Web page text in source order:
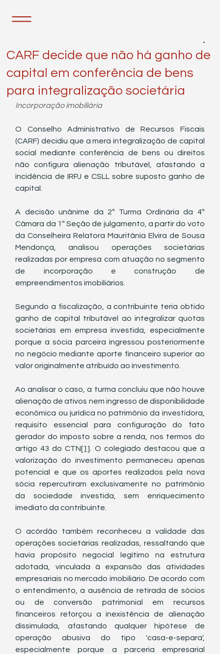
CARF decide que não há ganho de
capital em conferência de bens
para integralização societária
Incorporação imobiliária
O Conselho Administrativo de Recursos Fiscais
(CARF) decidiu que a mera integralização de capital
social mediante conferência de bens ou direitos
não configura alienação tributável, afastando a
incidência de IRPJ e CSLL sobre suposto ganho de
capital.
A decisão unânime da 2ª Turma Ordinária da 4ª
Câmara da 1ª Seção de julgamento, a partir do voto
da Conselheira Relatora Mauritânia Elvira de Sousa
Mendonça, analisou operações societárias
realizadas por empresa com atuação no segmento
de incorporação e construção de
empreendimentos imobiliários.
Segundo a fiscalização, a contribuinte teria obtido
ganho de capital tributável ao integralizar quotas
societárias em empresa investida, especialmente
porque a sócia parceira ingressou posteriormente
no negócio mediante aporte financeiro superior ao
valor originalmente atribuído ao investimento.
Ao analisar o caso, a turma concluiu que não houve
alienação de ativos nem ingresso de disponibilidade
econômica ou jurídica no patrimônio da investidora,
requisito essencial para configuração do fato
gerador do imposto sobre a renda, nos termos do
artigo 43 do CTN[1] . O colegiado destacou que a
valorização do investimento permaneceu apenas
potencial e que os aportes realizados pela nova
sócia repercutiram exclusivamente no patrimônio
da sociedade investida, sem enriquecimento
imediato da contribuinte.
O acórdão também reconheceu a validade das
operações societárias realizadas, ressaltando que
havia propósito negocial legítimo na estrutura
adotada, vinculada à expansão das atividades
empresariais no mercado imobiliário. De acordo com
o entendimento, a ausência de retirada de sócios
ou de conversão patrimonial em recursos
financeiros reforçou a inexistência de alienação
dissimulada, afastando qualquer hipótese de
operação abusiva do tipo 'casa-e-separa',
especialmente porque a parceria empresarial